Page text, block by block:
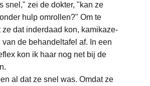
snel," zei de dokter, "kan ze
hulp omrollen?" Om te
ze dat inderdaad kon, kamikaze-
van de behandeltafel af. In een
kon ik haar nog net bij de
al dat ze snel was. Omdat ze